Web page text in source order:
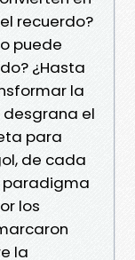
recuerdo?
puede
¿Hasta
la
desgrana el
para
de cada
paradigma
los
la